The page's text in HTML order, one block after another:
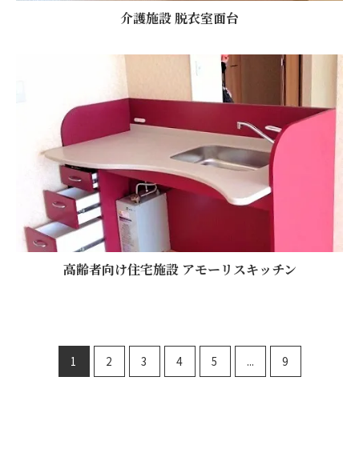
介護施設 脱衣室面台
高齢者向け住宅施設 アモーリスキッチン
1 2 3 4 5 ... 9